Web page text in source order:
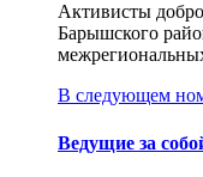
Активисты
Барышского
В следующем
Ведущие за